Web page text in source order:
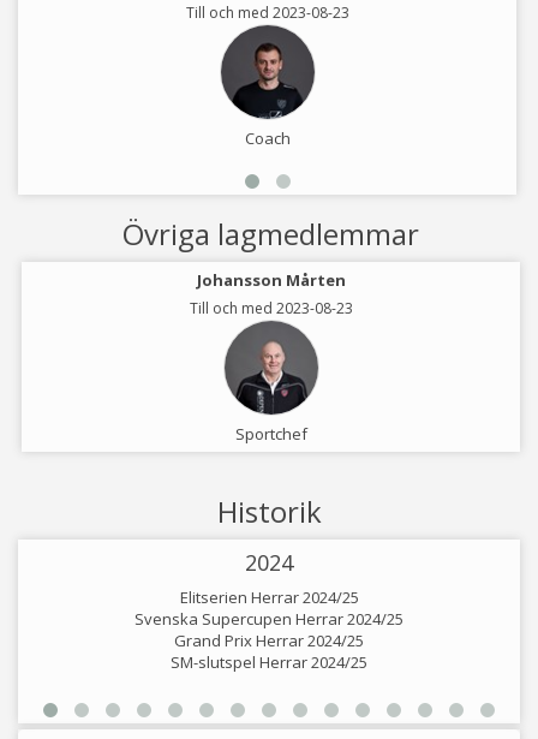
Till och med 2023-08-23
Coach
Övriga lagmedlemmar
Johansson Mårten
Till och med 2023-08-23
Sportchef
Historik
2024
Elitserien Herrar 2024/25
Svenska Supercupen Herrar 2024/25
Grand Prix Herrar 2024/25
SM-slutspel Herrar 2024/25